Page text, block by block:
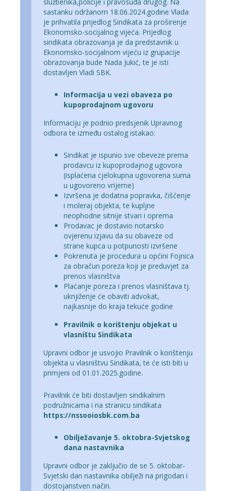
sastanku održanom 18.06.2024.godine Vlada
je prihvatila prijedlog Sindikata za proširenje
Ekonomsko-socijalnog vijeća. Prijedlog
sindikata obrazovanja je da predstavnik u
Ekonomsko-socijalnom vijeću iz grupacije
obrazovanja bude Nada Jukić, te je isti
dostavljen Vladi SBK.
Informacija u vezi obaveza po
kupoprodajnom ugovoru
Informaciju je podnio predsjenik Upravnog
odbora te između ostalog istakao:
Sindikat je ispunio sve obeveze prema
prodavcu iz kupoprodajnog ugovora
(isplaćena cjelokupna ugovorena suma
u ugovoreno vrijeme)
Izvršena je dodatna popravka, čišćenje
i moleraj objekta, te kupljne
neophodne sitnije stvari i oprema
Prodavac je dostavio notarsko
ovjerenu izjavu da su obaveze od
strane kupca u potpunosti izvršene
Pokrenuta je procedura u općini Fojnica
za obračun poreza koji je preduvjet za
prenos vlasništva
Plaćanje poreza i prenos vlasništava tj.
uknjiženje će obaviti advokat,
najkasnije do kraja tekuće godine
Pravilnik o korištenju objekat u
vlasništu Sindikata
Upravni odbor je usvojio Pravilnik o korištenju
objekta u vlasništvu Sindikata, te će isti biti u
primjeni od 01.01.2025.godine.
Pravilnik će biti dostavljen sindikalnim
podružnicama i na stranicu sindikata
https://nssooiosbk.com.ba
Obilježavanje 5. oktobra-Svjetskog
dana nastavnika
Upravni odbor je zaključio de se 5. oktobar-
Svjetski dan nastavnika obilježi na prigodan i
dostojanstven način.